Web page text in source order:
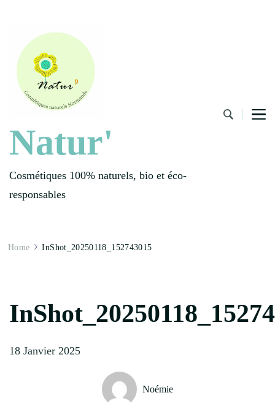
Natur'
Cosmétiques 100% naturels, bio et éco-
responsables
Home InShot_20250118_152743015
18 Janvier 2025
Noémie